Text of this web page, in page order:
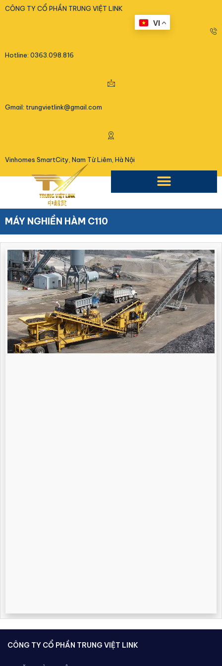
CÔNG TY CỔ PHẦN TRUNG VIỆT LINK
Hotline: 0363.098.816
Gmail: trungvietlink@gmail.com
Vinhomes SmartCity, Nam Từ Liêm, Hà Nội
MÁY NGHIỀN HÀM C110
VI
CÔNG TY CỔ PHẦN TRUNG VIỆT LINK